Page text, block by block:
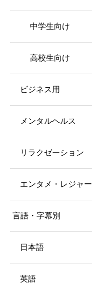
中学生向け
高校生向け
ビジネス用
メンタルヘルス
リラクゼーション
エンタメ・レジャー
言語・字幕別
日本語
英語